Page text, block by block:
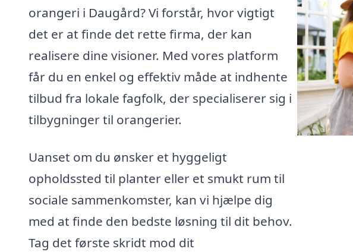
orangeri i Daugård? Vi forstår, hvor vigtigt
det er at finde det rette firma, der kan
realisere dine visioner. Med vores platform
får du en enkel og effektiv måde at indhente
tilbud fra lokale fagfolk, der specialiserer sig i
tilbygninger til orangerier.
Uanset om du ønsker et hyggeligt
opholdssted til planter eller et smukt rum til
sociale sammenkomster, kan vi hjælpe dig
med at finde den bedste løsning til dit behov.
Tag det første skridt mod dit